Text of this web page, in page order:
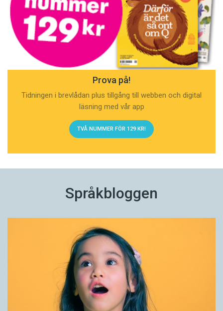
Prova på!
Tidningen i brevlådan plus tillgång till webben och digital
läsning med vår app
TVÅ NUMMER FÖR 129 KR!
Språkbloggen